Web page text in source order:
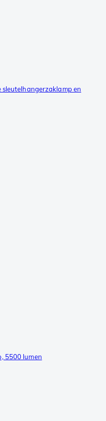
sleutelhangerzaklamp en
5500 lumen